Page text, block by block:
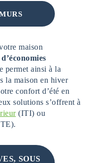
maison
permet ainsi à la
la maison en hiver
confort d’été en
solutions s’offrent à
(ITI) ou
SOUS